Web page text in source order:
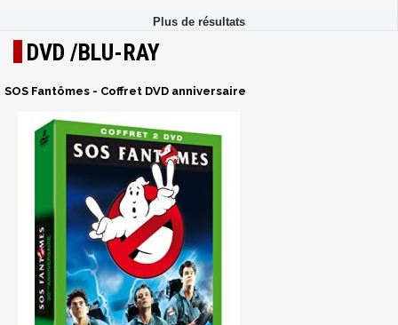
DVD /BLU-RAY
SOS Fantômes - Coffret DVD anniversaire